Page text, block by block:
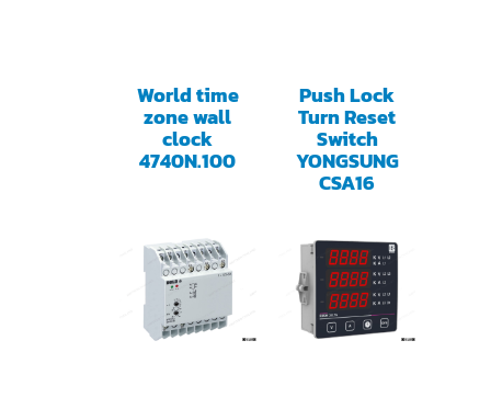
World time
zone wall
clock
4740N.100
Push Lock
Turn Reset
Switch
YONGSUNG
CSA16